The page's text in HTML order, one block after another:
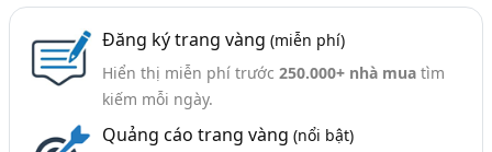
Nhóm ngành nghề
Trần Nhôm - Cung Cấp Và Thi Công (38)
Ngành xem thêm
Bình Dương
Tp. Đà Nẵng
TP. Hải Phòng
Đồng Tháp
An Giang
Bình Phước
Nghệ An
Thái Nguyên
Đăng ký trang vàng (miễn phí)
Hiển thị miễn phí trước 250.000+ nhà muatìm
kiếm mỗi ngày.
Quảng cáo trang vàng (nổi bật)